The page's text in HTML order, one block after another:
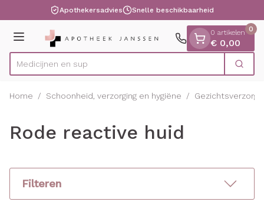
Ga naar de inhoudApothekersadvies Snelle beschikbaarheid
Menu
Product, merk, categorie... Zoek
0 artikelen
€ 0,00
0
Home / Schoonheid, verzorging en hygiëne /
Rode reactive huid
Filteren